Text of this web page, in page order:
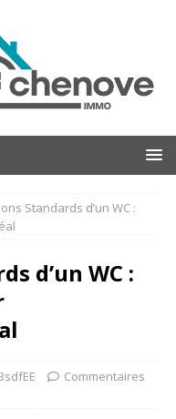
Standards d’un WC :
d’un WC :
Commentaires